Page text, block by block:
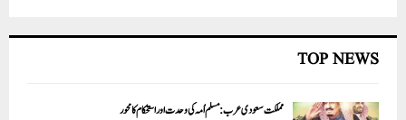
TOP NEWS
مملکت سعودی عرب: مسلم اُمہ کی وحدت اور استحکام کا محور